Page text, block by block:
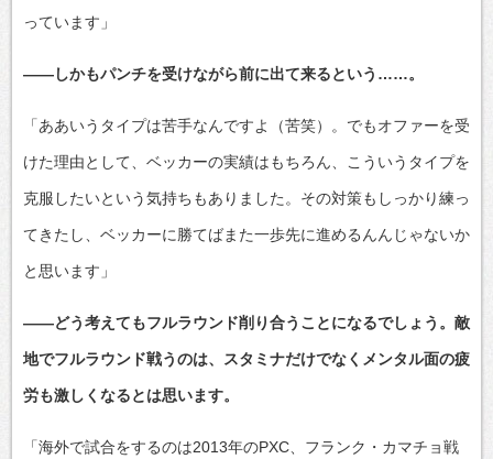
っています」
――しかもパンチを受けながら前に出て来るという……。
「ああいうタイプは苦手なんですよ（苦笑）。でもオファーを受
けた理由として、ベッカーの実績はもちろん、こういうタイプを
克服したいという気持ちもありました。その対策もしっかり練っ
てきたし、ベッカーに勝てばまた一歩先に進めるんんじゃないか
と思います」
――どう考えてもフルラウンド削り合うことになるでしょう。敵
地でフルラウンド戦うのは、スタミナだけでなくメンタル面の疲
労も激しくなるとは思います。
「海外で試合をするのは2013年のPXC、フランク・カマチョ戦